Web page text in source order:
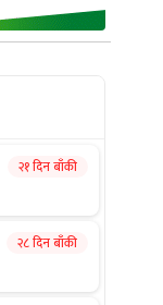
२१ दिन बाँकी
२८ दिन बाँकी